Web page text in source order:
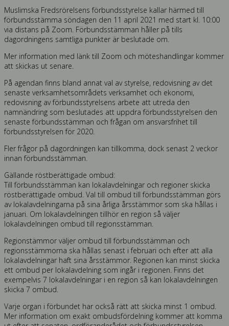
Muslimska Fredsrörelsens förbundsstyrelse kallar härmed till
förbundsstämma söndagen den 11 april 2021 med start ‪kl. 10:00‬
via distans på Zoom. Förbundsstämman håller på tills
dagordningens samtliga punkter är beslutade om.
Mer information med länk till Zoom och möteshandlingar kommer
att skickas ut senare.
På agendan finns bland annat val av styrelse, redovisning av det
senaste verksamhetsområdets verksamhet och ekonomi,
redovisning av förbundsstyrelsens arbete att utreda den
namnändring som beslutades att uppdra förbundsstyrelsen den
senaste förbundsstämman och frågan om ansvarsfrihet till
förbundsstyrelsen för 2020.
Fler frågor på dagordningen kan tillkomma, dock senast 2 veckor
innan förbundsstämman.
Gällande röstberättigade ombud:
Till förbundsstämman kan lokalavdelningar och regioner skicka
röstberättigade ombud. Val till ombud till förbundsstämman görs
av lokalavdelningarna på sina årliga årsstämmor som ska hållas i
januari. Om lokalavdelningen tillhör en region så väljer
lokalavdelningen ombud till regionsstämman.
Regionstämmor väljer ombud till förbundsstämman och
regionsstämmorna ska hållas senast i februari och efter att alla
lokalavdelningar haft sina årsstämmor. Regionen kan minst skicka
ett ombud per lokalavdelning som ingår i regionen. Finns det
exempelvis 7 lokalavdelningar i en region så kan lokalavdelningen
skicka 7 ombud.
Varje organ i förbundet har också rätt att skicka minst 1 ombud.
Mer information om exakt ombudsfördelning kommer att komma